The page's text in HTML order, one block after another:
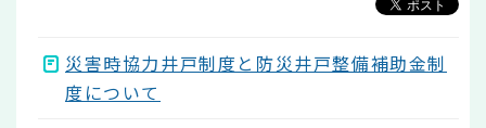
災害時協力井戸制度と防災井戸整備補助金制
度について